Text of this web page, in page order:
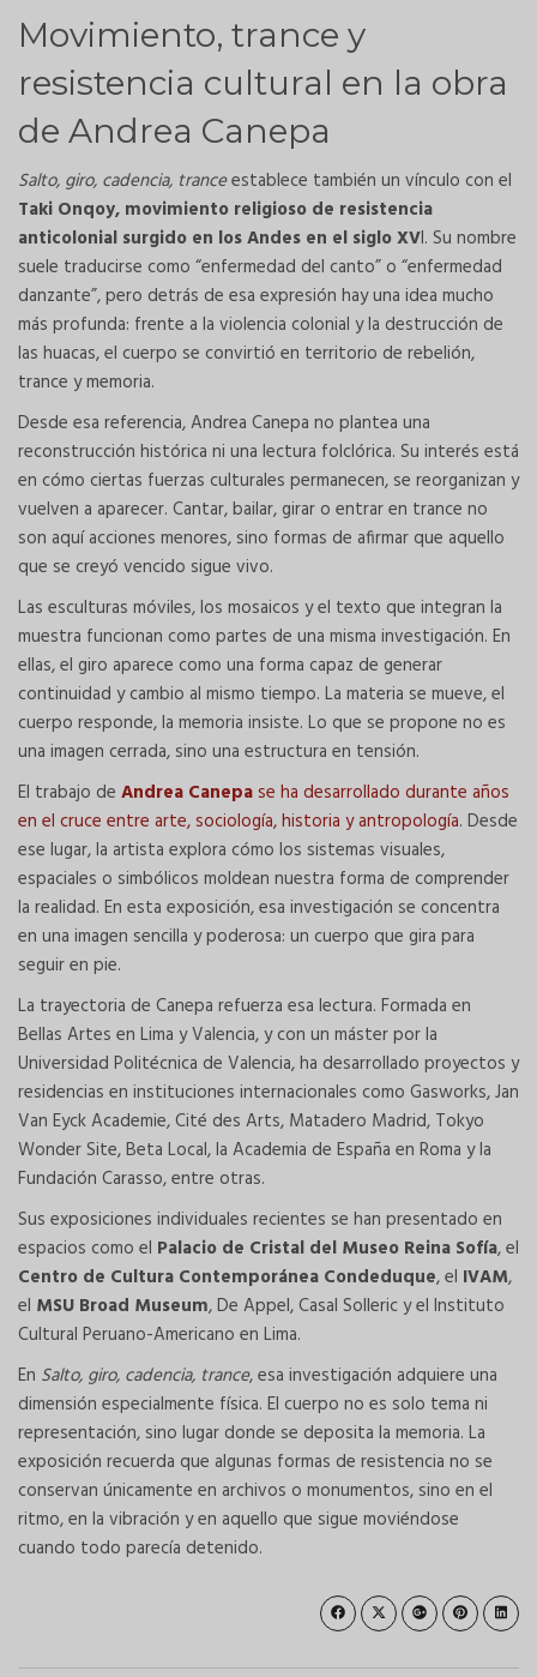
Movimiento, trance y
resistencia cultural en la obra
de Andrea Canepa
Salto, giro, cadencia, tranceestablece también un vínculo con el
Taki Onqoy, movimiento religioso de resistencia
anticolonial surgido en los Andes en el siglo XVI. Su nombre
suele traducirse como “enfermedad del canto” o “enfermedad
danzante”, pero detrás de esa expresión hay una idea mucho
más profunda: frente a la violencia colonial y la destrucción de
las huacas, el cuerpo se convirtió en territorio de rebelión,
trance y memoria.
Desde esa referencia, Andrea Canepa no plantea una
reconstrucción histórica ni una lectura folclórica. Su interés está
en cómo ciertas fuerzas culturales permanecen, se reorganizan y
vuelven a aparecer. Cantar, bailar, girar o entrar en trance no
son aquí acciones menores, sino formas de afirmar que aquello
que se creyó vencido sigue vivo.
Las esculturas móviles, los mosaicos y el texto que integran la
muestra funcionan como partes de una misma investigación. En
ellas, el giro aparece como una forma capaz de generar
continuidad y cambio al mismo tiempo. La materia se mueve, el
cuerpo responde, la memoria insiste. Lo que se propone no es
una imagen cerrada, sino una estructura en tensión.
El trabajo de Andrea Canepase ha desarrollado durante años
en el cruce entre arte, sociología, historia y antropología. Desde
ese lugar, la artista explora cómo los sistemas visuales,
espaciales o simbólicos moldean nuestra forma de comprender
la realidad. En esta exposición, esa investigación se concentra
en una imagen sencilla y poderosa: un cuerpo que gira para
seguir en pie.
La trayectoria de Canepa refuerza esa lectura. Formada en
Bellas Artes en Lima y Valencia, y con un máster por la
Universidad Politécnica de Valencia, ha desarrollado proyectos y
residencias en instituciones internacionales como Gasworks, Jan
Van Eyck Academie, Cité des Arts, Matadero Madrid, Tokyo
Wonder Site, Beta Local, la Academia de España en Roma y la
Fundación Carasso, entre otras.
Sus exposiciones individuales recientes se han presentado en
espacios como el Palacio de Cristal del Museo Reina Sofía, el
Centro de Cultura Contemporánea Condeduque, el IVAM,
el MSU Broad Museum, De Appel, Casal Solleric y el Instituto
Cultural Peruano-Americano en Lima.
En Salto, giro, cadencia, trance, esa investigación adquiere una
dimensión especialmente física. El cuerpo no es solo tema ni
representación, sino lugar donde se deposita la memoria. La
exposición recuerda que algunas formas de resistencia no se
conservan únicamente en archivos o monumentos, sino en el
ritmo, en la vibración y en aquello que sigue moviéndose
cuando todo parecía detenido.